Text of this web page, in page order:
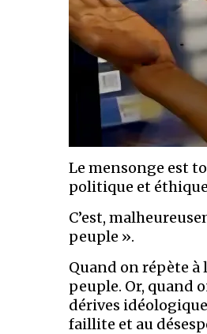
Le mensonge est
politique et
C’est,
peuple ».
Quand on répète
peuple. Or, quand
dérives
faillite et au